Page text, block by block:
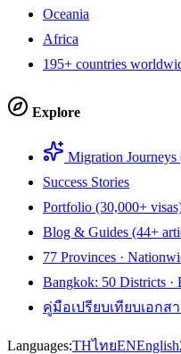
Oceania
Africa
195+ countries
Explore
Migration Journeys
Success Stories
Portfolio (30,000+
Blog & Guides (44+
77 Provinces ·
Bangkok: 50 Districts ·
คู่มือเปรียบเทียบเอกส
Languages:THไทยENEnglish